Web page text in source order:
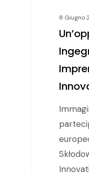
8 Giugno